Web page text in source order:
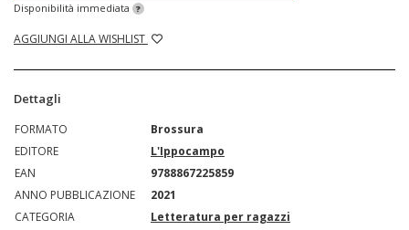
Disponibilità immediata ?
AGGIUNGI ALLA WISHLIST
Dettagli
FORMATO
Brossura
EDITORE
L'Ippocampo
EAN
9788867225859
ANNO PUBBLICAZIONE
2021
CATEGORIA
Letteratura per ragazzi